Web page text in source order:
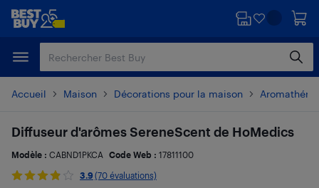
Passer
principal
Passer
Accueil Maison Décorations pour la maison
Diffuseur d'arômes SereneScent de HoMedics
Modèle : CABND1PKCA Code Web : 17811100
3.9 (70 évaluations)